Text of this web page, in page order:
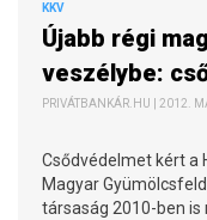
KKV
Újabb régi
veszélybe:
PRIVÁTBANKÁR.HU | 2012.
Csődvédelmet kért a
Magyar
társaság 2010-ben